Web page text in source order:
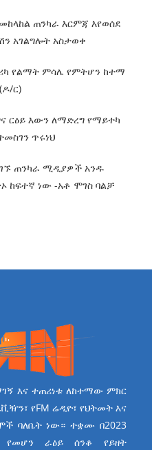
ጠንካራ እርምጃ እየወሰደ
አገልግሎት አስታወቀ
የልማት ምሳሌ የምትሆን ከተማ
ር)
ርዕይ እውን ለማድረግ የማይተካ
ጥሩነህ
ጠንካራ ሚዲያዎች አንዱ
ከፍተኛ ነው -አቶ ሞገስ ባልቻ
እና ተጠሪነቱ ለከተማው ምክር
የFM ሬዲዮ፣ የህትመት እና
ባለቤት ነው። ተቋሙ በ2023
ራዕይ ሰንቆ የይዘት